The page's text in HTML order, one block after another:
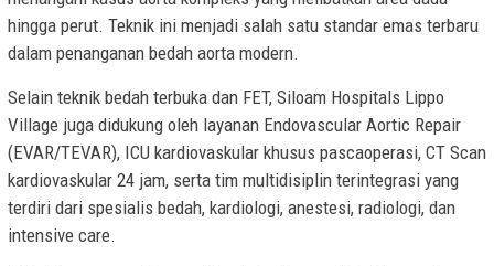
hingga perut. Teknik ini menjadi salah satu standar emas terbaru
dalam penanganan bedah aorta modern.
Selain teknik bedah terbuka dan FET, Siloam Hospitals Lippo
Village juga didukung oleh layanan Endovascular Aortic Repair
(EVAR/TEVAR), ICU kardiovaskular khusus pascaoperasi, CT Scan
kardiovaskular 24 jam, serta tim multidisiplin terintegrasi yang
terdiri dari spesialis bedah, kardiologi, anestesi, radiologi, dan
intensive care.